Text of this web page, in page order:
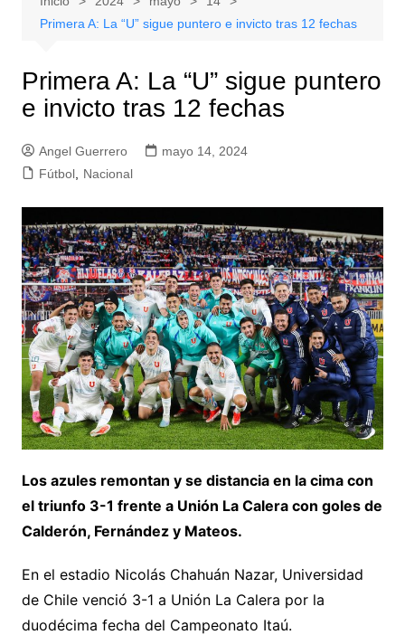
Primera A: La “U” sigue puntero e invicto tras 12 fechas
Primera A: La “U” sigue puntero
e invicto tras 12 fechas
Angel Guerrero
mayo 14, 2024
Fútbol, Nacional
Los azules remontan y se distancia en la cima con
el triunfo 3-1 frente a Unión La Calera con goles de
Calderón, Fernández y Mateos.
En el estadio Nicolás Chahuán Nazar, Universidad
de Chile venció 3-1 a Unión La Calera por la
duodécima fecha del Campeonato Itaú.